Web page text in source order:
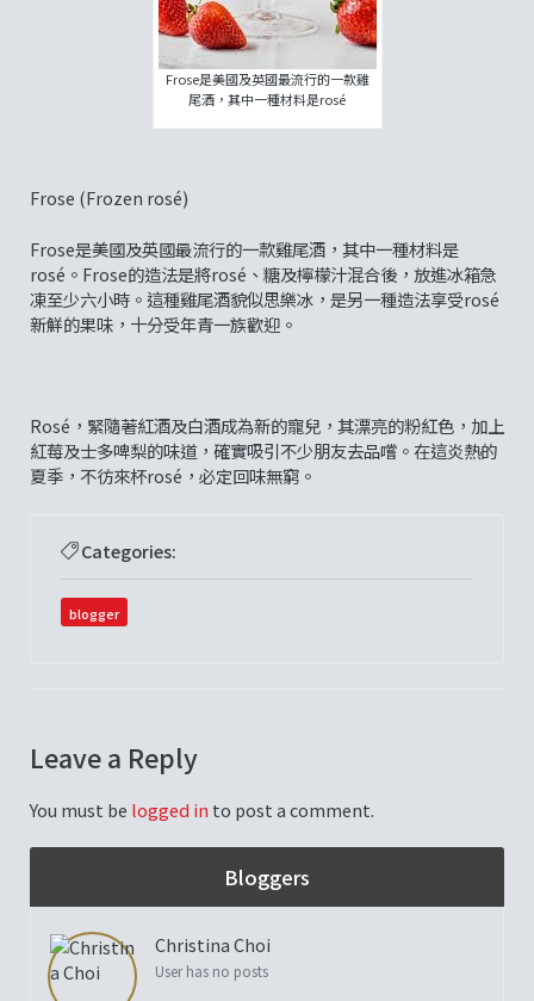
Frose是美國及英國最流行的一款雞
尾酒，其中一種材料是rosé
Frose (Frozen rosé)
Frose是美國及英國最流行的一款雞尾酒，其中一種材料是
rosé。Frose的造法是將rosé、糖及檸檬汁混合後，放進冰箱急
凍至少六小時。這種雞尾酒貌似思樂冰，是另一種造法享受rosé
新鮮的果味，十分受年青一族歡迎。
Rosé，緊隨著紅酒及白酒成為新的寵兒，其漂亮的粉紅色，加上
紅莓及士多啤梨的味道，確實吸引不少朋友去品嚐。在這炎熱的
夏季，不彷來杯rosé，必定回味無窮。
Categories:
blogger
Leave a Reply
You must be logged in to post a comment.
Bloggers
Christina Choi
User has no posts